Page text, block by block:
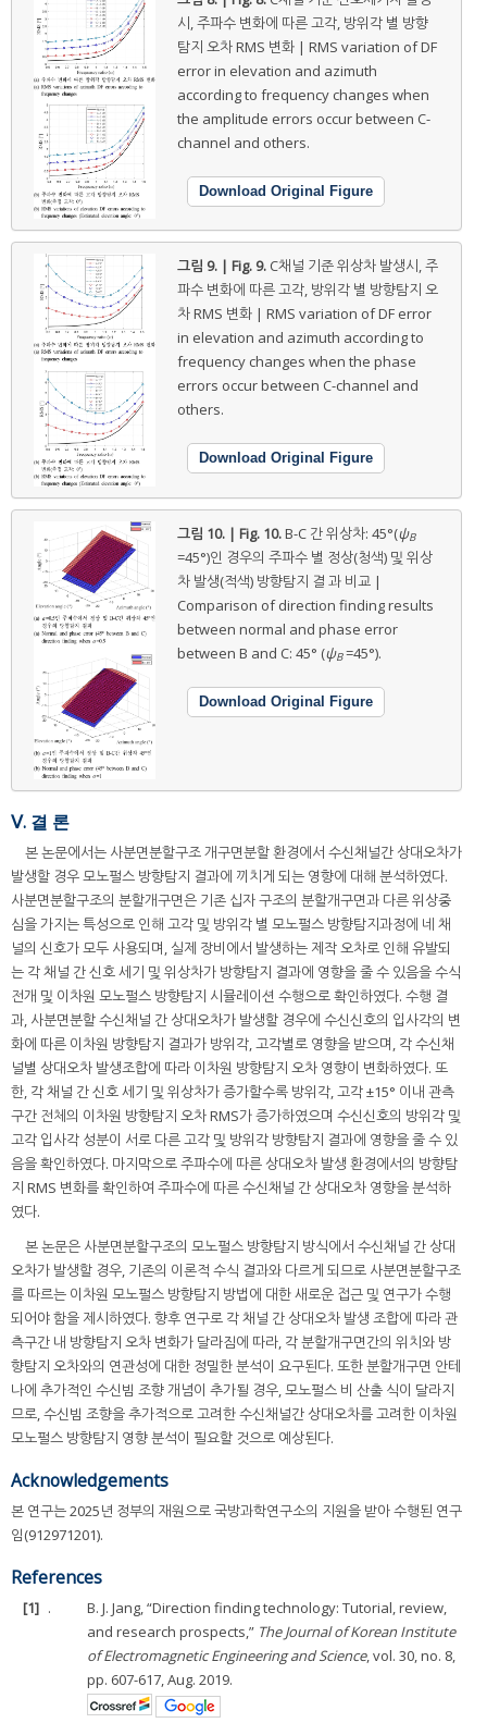
시, 주파수 변화에 따른 고각, 방위각 별 방향
탐지 오차 RMS 변화 | RMS variation of DF
error in elevation and azimuth
according to frequency changes when
the amplitude errors occur between C-
channel and others.
Download Original Figure
그림 9. | Fig. 9. C채널 기준 위상차 발생시, 주
파수 변화에 따른 고각, 방위각 별 방향탐지 오
차 RMS 변화 | RMS variation of DF error
in elevation and azimuth according to
frequency changes when the phase
errors occur between C-channel and
others.
Download Original Figure
그림 10. | Fig. 10.B-C 간 위상차: 45°(ψB
=45°)인 경우의 주파수 별 정상(청색) 및 위상
차 발생(적색) 방향탐지 결 과 비교 |
Comparison of direction finding results
between normal and phase error
between B and C: 45° (ψB=45°).
Download Original Figure
Ⅴ. 결 론
본 논문에서는 사분면분할구조 개구면분할 환경에서 수신채널간 상대오차가
발생할 경우 모노펄스 방향탐지 결과에 끼치게 되는 영향에 대해 분석하였다.
사분면분할구조의 분할개구면은 기존 십자 구조의 분할개구면과 다른 위상중
심을 가지는 특성으로 인해 고각 및 방위각 별 모노펄스 방향탐지과정에 네 채
널의 신호가 모두 사용되며, 실제 장비에서 발생하는 제작 오차로 인해 유발되
는 각 채널 간 신호 세기 및 위상차가 방향탐지 결과에 영향을 줄 수 있음을 수식
전개 및 이차원 모노펄스 방향탐지 시뮬레이션 수행으로 확인하였다. 수행 결
과, 사분면분할 수신채널 간 상대오차가 발생할 경우에 수신신호의 입사각의 변
화에 따른 이차원 방향탐지 결과가 방위각, 고각별로 영향을 받으며, 각 수신채
널별 상대오차 발생조합에 따라 이차원 방향탐지 오차 영향이 변화하였다. 또
한, 각 채널 간 신호 세기 및 위상차가 증가할수록 방위각, 고각 ±15° 이내 관측
구간 전체의 이차원 방향탐지 오차 RMS가 증가하였으며 수신신호의 방위각 및
고각 입사각 성분이 서로 다른 고각 및 방위각 방향탐지 결과에 영향을 줄 수 있
음을 확인하였다. 마지막으로 주파수에 따른 상대오차 발생 환경에서의 방향탐
지 RMS 변화를 확인하여 주파수에 따른 수신채널 간 상대오차 영향을 분석하
였다.
본 논문은 사분면분할구조의 모노펄스 방향탐지 방식에서 수신채널 간 상대
오차가 발생할 경우, 기존의 이론적 수식 결과와 다르게 되므로 사분면분할구조
를 따르는 이차원 모노펄스 방향탐지 방법에 대한 새로운 접근 및 연구가 수행
되어야 함을 제시하였다. 향후 연구로 각 채널 간 상대오차 발생 조합에 따라 관
측구간 내 방향탐지 오차 변화가 달라짐에 따라, 각 분할개구면간의 위치와 방
향탐지 오차와의 연관성에 대한 정밀한 분석이 요구된다. 또한 분할개구면 안테
나에 추가적인 수신빔 조향 개념이 추가될 경우, 모노펄스 비 산출 식이 달라지
므로, 수신빔 조향을 추가적으로 고려한 수신채널간 상대오차를 고려한 이차원
모노펄스 방향탐지 영향 분석이 필요할 것으로 예상된다.
Acknowledgements
본 연구는 2025년 정부의 재원으로 국방과학연구소의 지원을 받아 수행된 연구
임(912971201).
References
[1] .
B. J. Jang, “Direction finding technology: Tutorial, review,
and research prospects,” The Journal of Korean Institute
of Electromagnetic Engineering and Science, vol. 30, no. 8,
pp. 607-617, Aug. 2019.